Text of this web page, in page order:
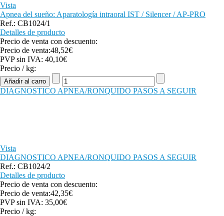
Vista
Apnea del sueño: Aparatología intraoral IST / Silencer / AP-PRO
Ref.: CB1024/1
Detalles de producto
Precio de venta con descuento:
Precio de venta:48,52€
PVP sin IVA: 40,10€
Precio / kg:
DIAGNOSTICO APNEA/RONQUIDO PASOS A SEGUIR
Vista
DIAGNOSTICO APNEA/RONQUIDO PASOS A SEGUIR
Ref.: CB1024/2
Detalles de producto
Precio de venta con descuento:
Precio de venta:42,35€
PVP sin IVA: 35,00€
Precio / kg: